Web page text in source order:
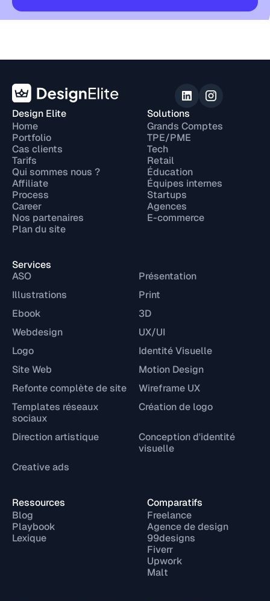
Design Elite
Home
Portfolio
Cas clients
Tarifs
Qui sommes nous ?
Affiliate
Process
Career
Nos partenaires
Plan du site
Services
ASO
Présentation
Illustrations
Print
Ebook
3D
Webdesign
UX/UI
Logo
Identité Visuelle
Site Web
Motion Design
Refonte complète de site
Wireframe UX
Templates réseaux
sociaux
Création de logo
Direction artistique
Conception d'identité
visuelle
Creative ads
Solutions
Grands Comptes
TPE/PME
Tech
Retail
Éducation
Équipes internes
Startups
Agences
E-commerce
Ressources
Blog
Playbook
Lexique
Comparatifs
Freelance
Agence de design
99designs
Fiverr
Upwork
Malt